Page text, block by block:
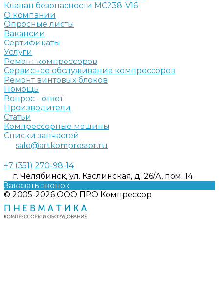
Клапан безопасности MC238-V16
О компании
Опросные листы
Вакансии
Сертификаты
Услуги
Ремонт компрессоров
Сервисное обслуживание компрессоров
Ремонт винтовых блоков
Помощь
Вопрос - ответ
Производители
Статьи
Компрессорные машины
Списки запчастей
sale@artkompressor.ru
+7 (351) 270-98-14
г. Челябинск, ул. Каслинская, д. 26/А, пом. 14
Заказать звонок
© 2005-2026 ООО ПРО Компрессор